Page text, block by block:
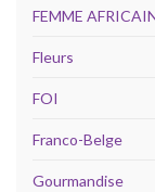
FEMME
Fleurs
FOI
Franco-Belge
Gourmandise